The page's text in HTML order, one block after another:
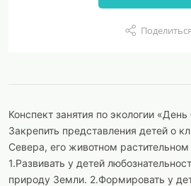
Поделиться
Конспект занятия по экологии
Закрепить представления детей о
Севера, его животном
1.Развивать у детей
природу Земли. 2.Формировать у